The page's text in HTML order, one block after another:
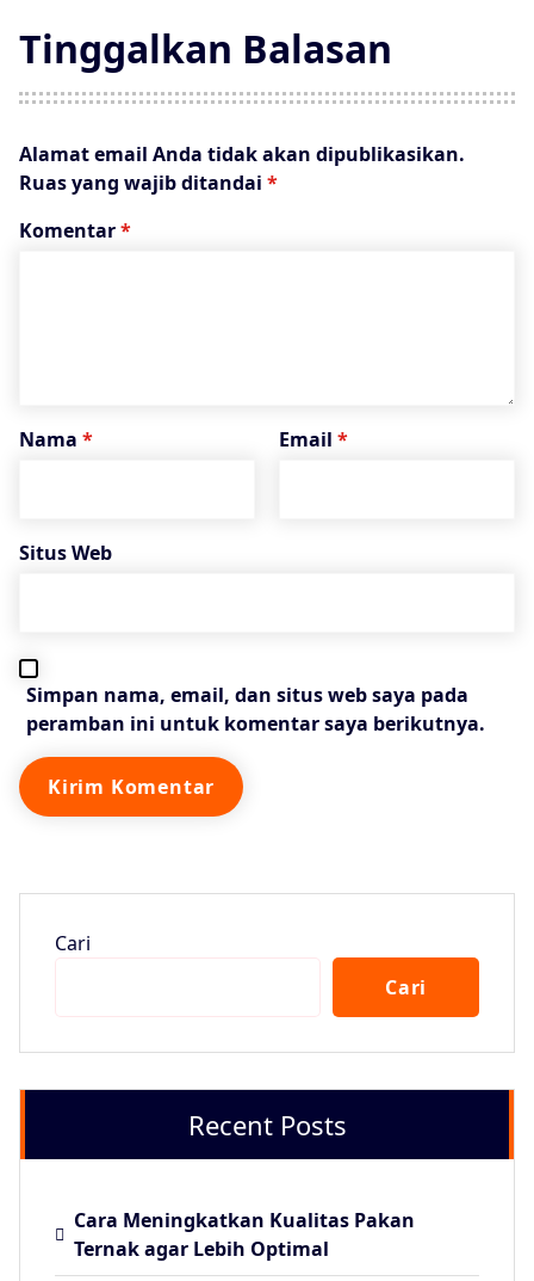
Tinggalkan Balasan
Alamat email Anda tidak akan dipublikasikan.
Ruas yang wajib ditandai *
Komentar*
Nama * Email *
Situs Web
Simpan nama, email, dan situs web saya pada
peramban ini untuk komentar saya berikutnya.
Cari
Cari
Recent Posts
Cara Meningkatkan Kualitas Pakan
Ternak agar Lebih Optimal